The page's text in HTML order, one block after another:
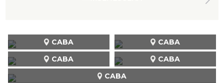
CABA
CABA
CABA
CABA
CABA